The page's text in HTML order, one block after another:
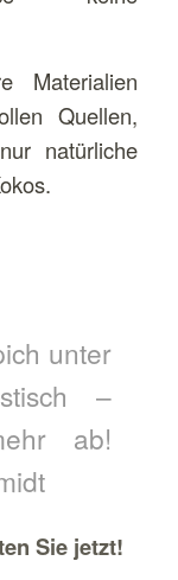
Materialien
Quellen,
natürliche
unter
–
ab!
Sie jetzt!